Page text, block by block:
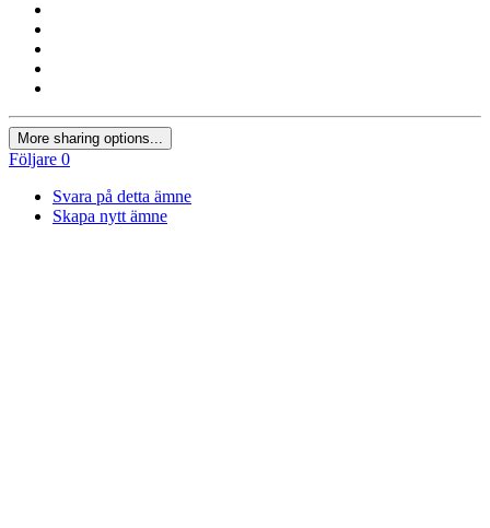
More sharing options...
Följare 0
Svara på detta ämne
Skapa nytt ämne